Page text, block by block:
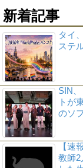
新着記事
タイ
ステ
SIN
トが
のソ
【速
教師